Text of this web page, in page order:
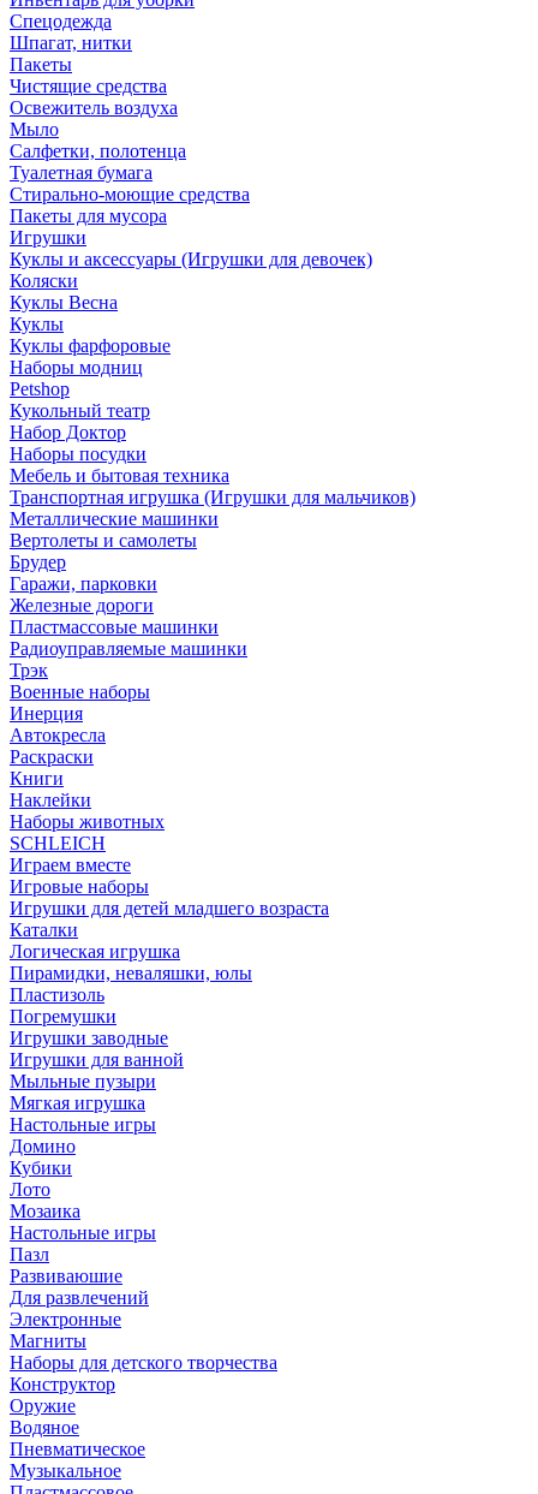
Спецодежда
Шпагат, нитки
Пакеты
Чистящие средства
Освежитель воздуха
Мыло
Салфетки, полотенца
Туалетная бумага
Стирально-моющие средства
Пакеты для мусора
Игрушки
Куклы и аксессуары (Игрушки для девочек)
Коляски
Куклы Весна
Куклы
Куклы фарфоровые
Наборы модниц
Petshop
Кукольный театр
Набор Доктор
Наборы посудки
Мебель и бытовая техника
Транспортная игрушка (Игрушки для мальчиков)
Металлические машинки
Вертолеты и самолеты
Брудер
Гаражи, парковки
Железные дороги
Пластмассовые машинки
Радиоуправляемые машинки
Трэк
Военные наборы
Инерция
Автокресла
Раскраски
Книги
Наклейки
Наборы животных
SCHLEICH
Играем вместе
Игровые наборы
Игрушки для детей младшего возраста
Каталки
Логическая игрушка
Пирамидки, неваляшки, юлы
Пластизоль
Погремушки
Игрушки заводные
Игрушки для ванной
Мыльные пузыри
Мягкая игрушка
Настольные игры
Домино
Кубики
Лото
Мозаика
Настольные игры
Пазл
Развиваюшие
Для развлечений
Электронные
Магниты
Наборы для детского творчества
Конструктор
Оружие
Водяное
Пневматическое
Музыкальное